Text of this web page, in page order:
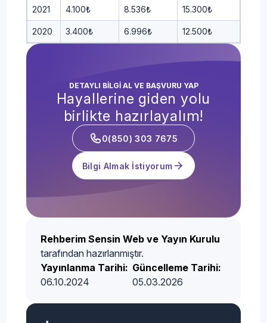
2021 4.100₺ 8.536₺ 15.300₺
2020 3.400₺ 6.996₺ 12.500₺
DETAYLI BİLGİ AL VE BAŞVURU YAP
Hayallerine giden yolu
birlikte hazırlayalım!
0(850) 303 7675
Bilgi Almak İstiyorum
Rehberim Sensin Web ve Yayın Kurulu
tarafından hazırlanmıştır.
Yayınlanma Tarihi:
06.10.2024
Güncelleme Tarihi:
05.03.2026